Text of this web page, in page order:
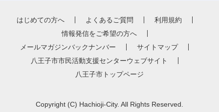
はじめての方へ よくあるご質問
利用規約
情報発信をご希望の方へ
メールマガジンバックナンバー
サイトマップ
八王子市市民活動支援センターウェブサイト
八王子市トップページ
Copyright (C) Hachioji-City. All Rights Reserved.